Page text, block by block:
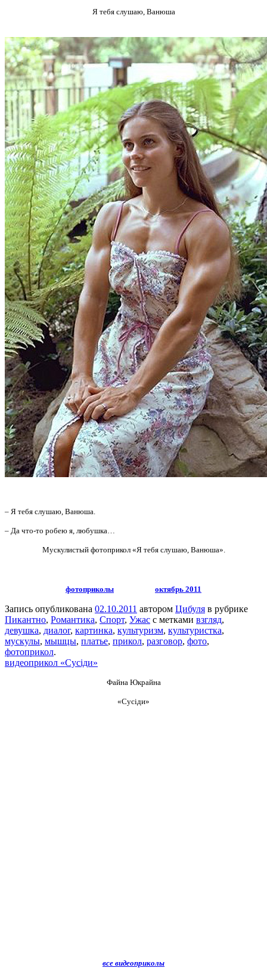
Я тебя слушаю, Ванюша
– Я тебя слушаю, Ванюша.
– Да что-то робею я, любушка…
Мускулистый фотоприкол «Я тебя слушаю, Ванюша».
фотоприколы октябрь 2011
Запись опубликована 02.10.2011 автором Цибуля в рубрике
Пикантно, Романтика, Спорт, Ужас с метками взгляд,
девушка, диалог, картинка, культуризм, культуристка,
мускулы, мышцы, платье, прикол, разговор, фото,
фотоприкол.
видеоприкол «Сусіди»
Файна Юкрайна
«Сусіди»
все видеоприколы